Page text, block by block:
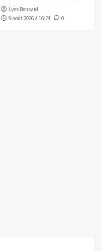
Lyes Bensaïd
9 août 2026 à 16:24
0